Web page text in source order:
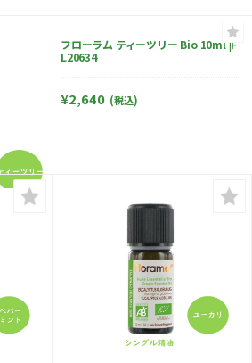
フローラム ティーツリー Bio 10ml |F
L20634
¥2,640 (税込)